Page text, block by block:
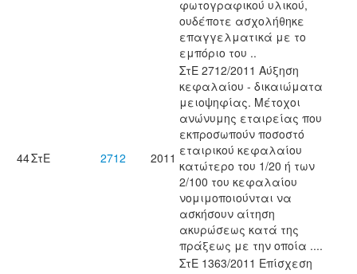
φωτογραφικού υλικού,
ουδέποτε ασχολήθηκε
επαγγελματικά με το
εμπόριο του ..
44ΣτΕ 2712 2011
ΣτΕ 2712/2011 Αύξηση
κεφαλαίου - δικαιώματα
μειοψηφίας. Μέτοχοι
ανώνυμης εταιρείας που
εκπροσωπούν ποσοστό
εταιρικού κεφαλαίου
κατώτερο του 1/20 ή των
2/100 του κεφαλαίου
νομιμοποιούνται να
ασκήσουν αίτηση
ακυρώσεως κατά της
πράξεως με την οποία ....
ΣτΕ 1363/2011 Επίσχεση